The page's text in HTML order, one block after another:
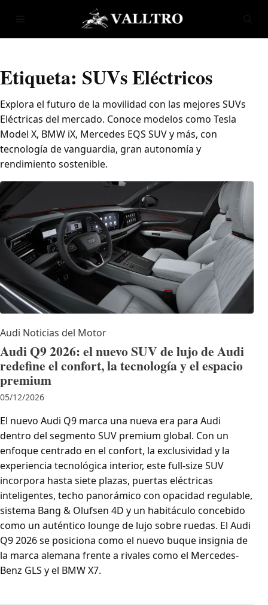
Etiqueta: SUVs Eléctricos
Explora el futuro de la movilidad con las mejores SUVs
Eléctricas del mercado. Conoce modelos como Tesla
Model X, BMW iX, Mercedes EQS SUV y más, con
tecnología de vanguardia, gran autonomía y
rendimiento sostenible.
Audi Noticias del Motor
Audi Q9 2026: el nuevo SUV de lujo de Audi
redefine el confort, la tecnología y el espacio
premium
05/12/2026
El nuevo Audi Q9 marca una nueva era para Audi
dentro del segmento SUV premium global. Con un
enfoque centrado en el confort, la exclusividad y la
experiencia tecnológica interior, este full-size SUV
incorpora hasta siete plazas, puertas eléctricas
inteligentes, techo panorámico con opacidad regulable,
sistema Bang & Olufsen 4D y un habitáculo concebido
como un auténtico lounge de lujo sobre ruedas. El Audi
Q9 2026 se posiciona como el nuevo buque insignia de
la marca alemana frente a rivales como el Mercedes-
Benz GLS y el BMW X7.